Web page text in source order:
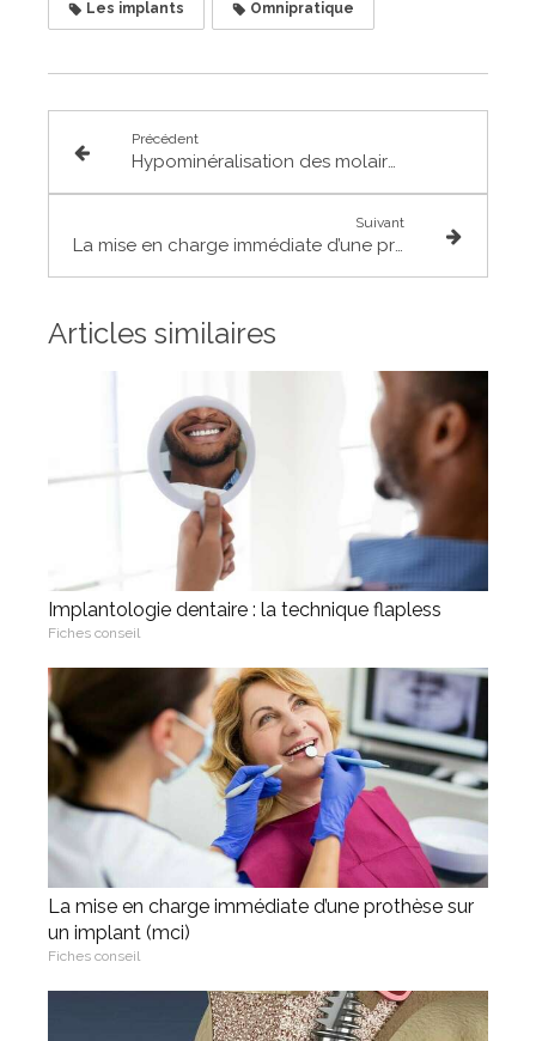
Les implants Omnipratique
Précédent
Hypominéralisation des molaires et incisives (mih) : présentation
Suivant
La mise en charge immédiate d’une prothèse sur un implant (mci)
Articles similaires
Implantologie dentaire : la technique flapless
Fiches conseil
La mise en charge immédiate d’une prothèse sur
un implant (mci)
Fiches conseil